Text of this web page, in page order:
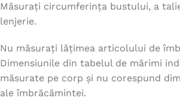
Măsurați circumferința bustului, a
lenjerie.
Nu măsurați lățimea articolului de
Dimensiunile din tabelul de mărimi
măsurate pe corp și nu corespund
ale îmbrăcămintei.